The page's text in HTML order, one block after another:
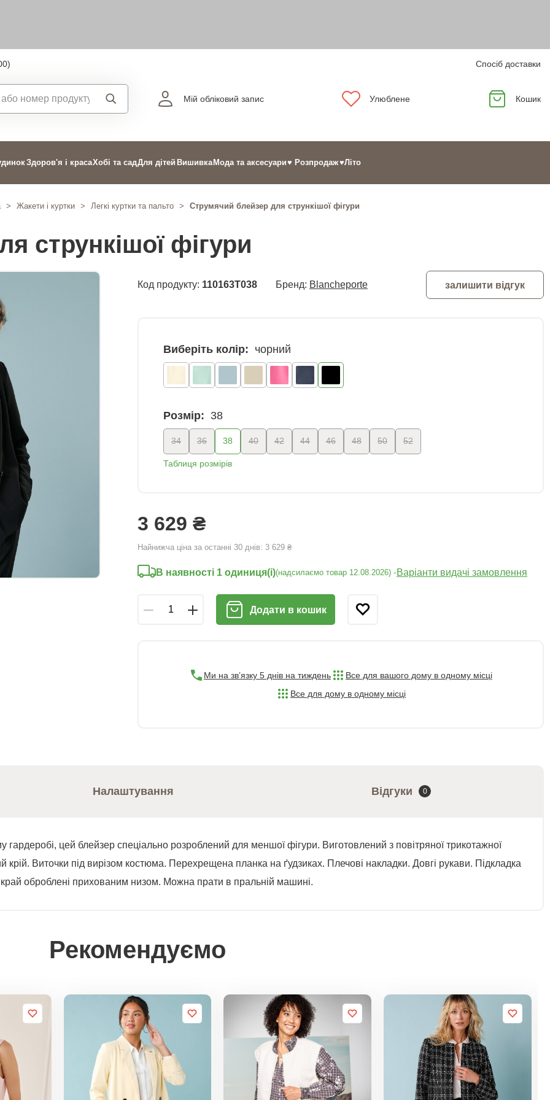
Спосіб доставки
Мій обліковий запис Улюблене Кошик
Здоров'я і красаХобі та садДля дітей Вишивка Мода та аксесуари♥ Розпродаж♥Літо
> Жакети і куртки > Легкі куртки та пальто > Струмячий блейзер для стрункішої фігури
стрункішої фігури
Код продукту: 110163T038 Бренд: Blancheporte залишити відгук
Виберіть колір: чорний
Розмір: 38
34 36 38 40 42 44 46 48 50 52
Таблиця розмірів
3 629 ₴
Найнижча ціна за останні 30 днів: 3 629 ₴
В наявності 1 oдиниця(і)(надсилаємо товар 12.08.2026) -Варіанти видачі замовлення
Додати в кошик
Ми на зв’язку 5 днів на тиждень
Все для вашого дому в одному місці
Все для дому в одному місці
Налаштування Відгуки 0
цей блейзер спеціально розроблений для меншої фігури. Виготовлений з повітряної трикотажної
Виточки під вирізом костюма. Перехрещена планка на ґудзиках. Плечові накладки. Довгі рукави. Підкладка
оброблені прихованим низом. Можна прати в пральній машині.
Рекомендуємо